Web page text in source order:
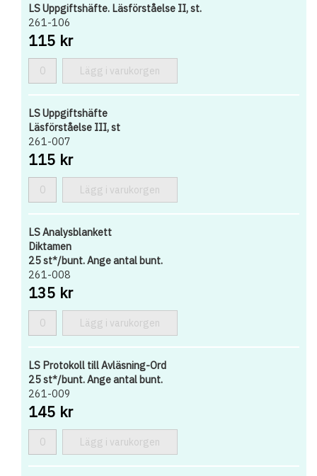
LS Uppgiftshäfte. Läsförståelse II, st.
261-106
115 kr
Lägg i varukorgen
LS Uppgiftshäfte
Läsförståelse III, st
261-007
115 kr
Lägg i varukorgen
LS Analysblankett
Diktamen
25 st*/bunt. Ange antal bunt.
261-008
135 kr
Lägg i varukorgen
LS Protokoll till Avläsning-Ord
25 st*/bunt. Ange antal bunt.
261-009
145 kr
Lägg i varukorgen